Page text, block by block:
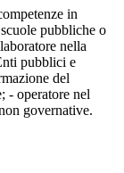
in
pubbliche o
nella
pubblici e
del
- operatore nel
governative.